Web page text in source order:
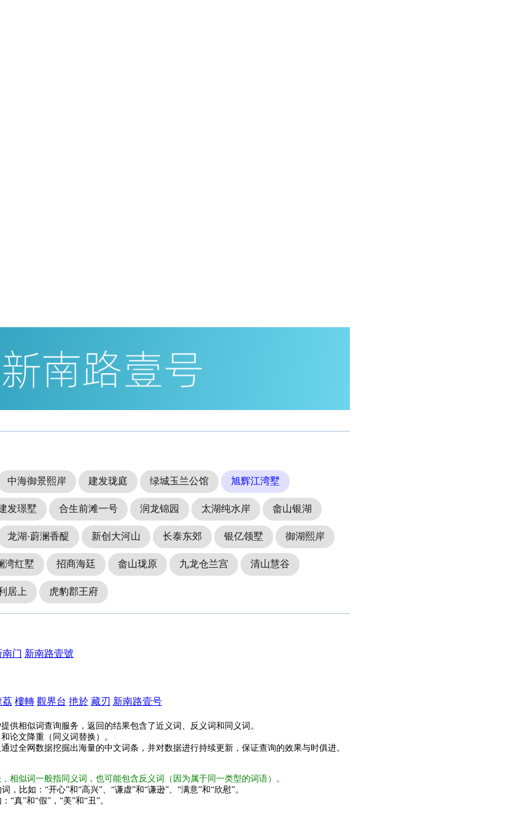
中海御景熙岸 建发珑庭 绿城玉兰公馆 旭辉江湾墅
发璟墅 合生前滩一号 润龙锦园 太湖纯水岸 畲山银湖
龙湖·蔚澜香醍 新创大河山 长泰东郊 银亿领墅 御湖熙岸
湾红墅 招商海廷 畲山珑原 九龙仓兰宫 清山慧谷
居上 虎豹郡王府
南门 新南路壹號
荔 樓轉 觀界台 扡於 藏刃 新南路壹号
供相似词查询服务，返回的结果包含了近义词、反义词和同义词。
论文降重（同义词替换）。
过全网数据挖掘出海量的中文词条，并对数据进行持续更新，保证查询的效果与时俱进。
相似词一般指同义词，也可能包含反义词（因为属于同一类型的词语）。
比如：“开心”和“高兴”、“谦虚”和“谦逊”、“满意”和“欣慰”。
真”和“假”，“美”和“丑”。